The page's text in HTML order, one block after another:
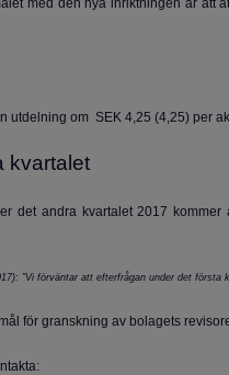
med den nya inriktningen är att
utdelning om SEK 4,25 (4,25) per
kvartalet
det andra kvartalet 2017
”Vi förväntar att efterfrågan under det
för granskning av bolagets